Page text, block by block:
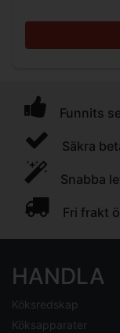
Funnits
Säkra
Snabba
Fri frakt
HANDLA
Köksredskap
Köksapparater